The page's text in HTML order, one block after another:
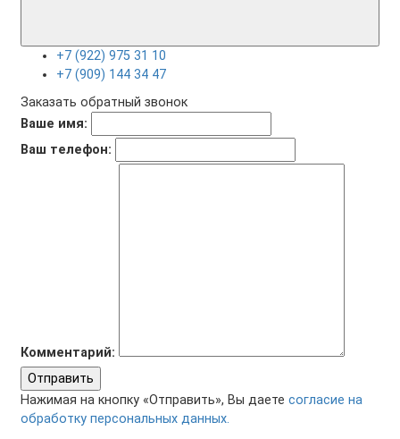
+7 (922) 975 31 10
+7 (909) 144 34 47
Заказать обратный звонок
Ваше имя:
Ваш телефон:
Комментарий:
Отправить
Нажимая на кнопку «Отправить», Вы даете согласие на
обработку персональных данных.